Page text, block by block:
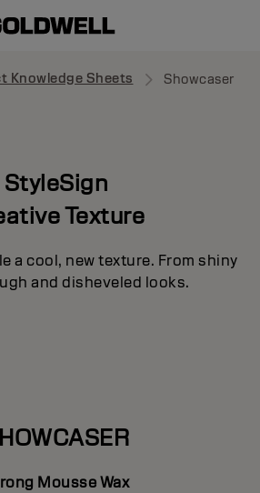
Knowledge Sheets Showcaser
StyleSign
Texture
a cool, new texture. From shiny
and disheveled looks.
Mousse Wax